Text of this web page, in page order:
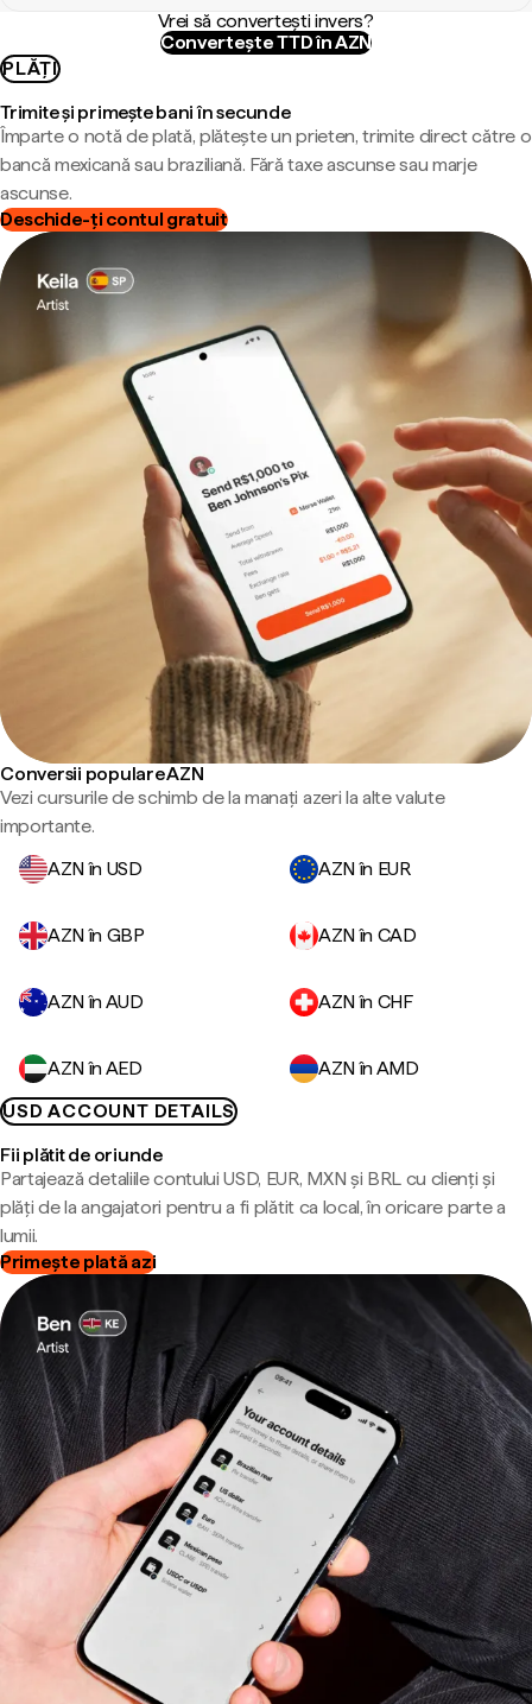
Vrei să convertești invers?
Convertește TTD în AZN
PLĂȚI
Trimite și primește bani în secunde
Împarte o notă de plată, plătește un prieten, trimite direct către o
bancă mexicană sau braziliană. Fără taxe ascunse sau marje
ascunse.
Deschide-ți contul gratuit
Conversii populare AZN
Vezi cursurile de schimb de la manați azeri la alte valute
importante.
AZN în USD
AZN în EUR
AZN în GBP AZN în CAD
AZN în AUD AZN în CHF
AZN în AED
AZN în AMD
USD ACCOUNT DETAILS
Fii plătit de oriunde
Partajează detaliile contului USD, EUR, MXN și BRL cu clienți și
plăți de la angajatori pentru a fi plătit ca local, în oricare parte a
lumii.
Primește plată azi